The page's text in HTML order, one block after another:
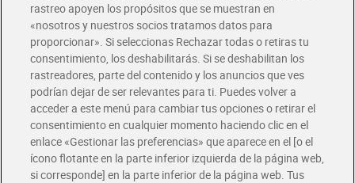
Glovo y Uber Eats
Solicita tu factura de Glovo o Uber Eats
Únete al CLUB Dia
Disfruta las ventajas y ofertas exclusivas.
Descárgate la APP Dia
Folletos y Tiendas
Descubre las mejores ofertas y busca tu tienda más cercana
rastreo apoyen los propósitos que se muestran en
«nosotros y nuestros socios tratamos datos para
proporcionar». Si seleccionas Rechazar todas o retiras tu
consentimiento, los deshabilitarás. Si se deshabilitan los
rastreadores, parte del contenido y los anuncios que ves
podrían dejar de ser relevantes para ti. Puedes volver a
acceder a este menú para cambiar tus opciones o retirar el
consentimiento en cualquier momento haciendo clic en el
enlace «Gestionar las preferencias» que aparece en el [o el
ícono flotante en la parte inferior izquierda de la página web,
si corresponde] en la parte inferior de la página web. Tus